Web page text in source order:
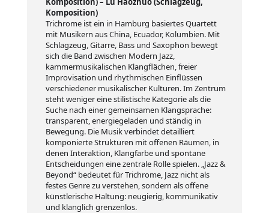
Komposition)
Trichrome ist ein in Hamburg basiertes Quartett
mit Musikern aus China, Ecuador, Kolumbien. Mit
Schlagzeug, Gitarre, Bass und Saxophon bewegt
sich die Band zwischen Modern Jazz,
kammermusikalischen Klangflächen, freier
Improvisation und rhythmischen Einflüssen
verschiedener musikalischer Kulturen. Im Zentrum
steht weniger eine stilistische Kategorie als die
Suche nach einer gemeinsamen Klangsprache:
transparent, energiegeladen und ständig in
Bewegung. Die Musik verbindet detailliert
komponierte Strukturen mit offenen Räumen, in
denen Interaktion, Klangfarbe und spontane
Entscheidungen eine zentrale Rolle spielen. „Jazz &
Beyond“ bedeutet für Trichrome, Jazz nicht als
festes Genre zu verstehen, sondern als offene
künstlerische Haltung: neugierig, kommunikativ
und klanglich grenzenlos.